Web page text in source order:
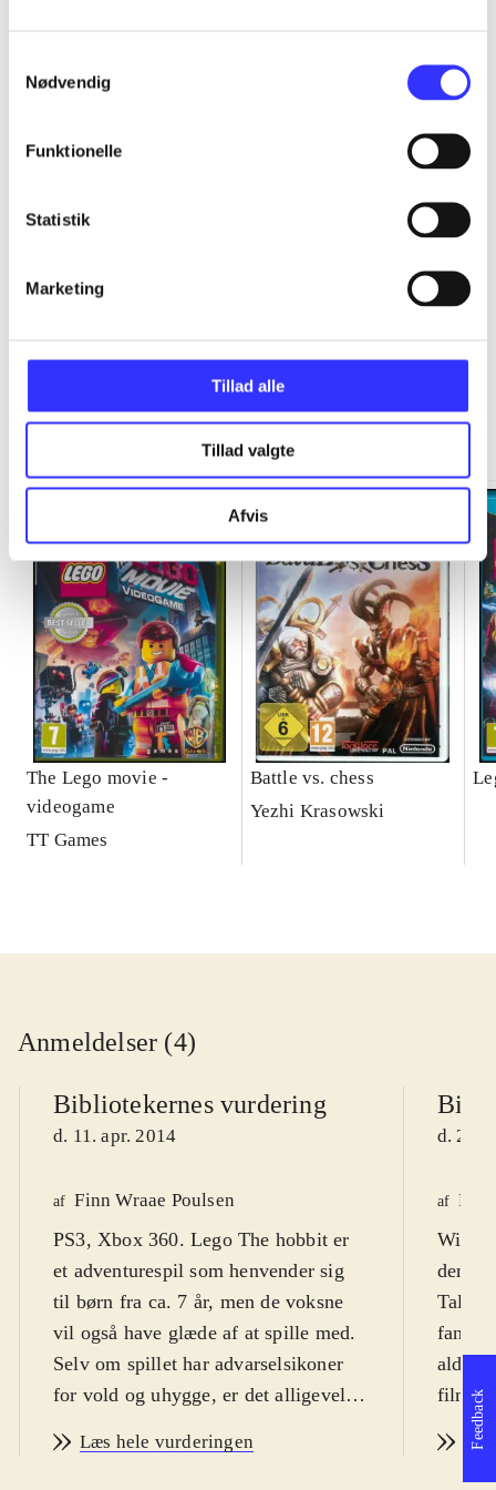
Nødvendig
Funktionelle
Statistik
Marketing
Tillad alle
Tillad valgte
Afvis
Minder om
The Lego movie -
videogame
TT Games
Battle vs. chess
Yezhi Krasowski
Anmeldelser (4)
Bibliotekernes vurdering
d. 11. apr. 2014
af Finn Wraae Poulsen
PS3, Xbox 360. Lego The hobbit er
et adventurespil som henvender sig
til børn fra ca. 7 år, men de voksne
vil også have glæde af at spille med.
Selv om spillet har advarselsikoner
for vold og uhygge, er det alligevel
dominerer. Sværhedsgraden er
Læs hele vurderingen
d. 23.
af
WiiU.
den
Tales.
Feedback